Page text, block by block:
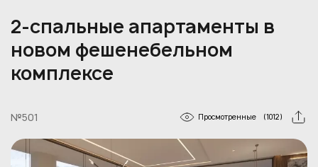
2-спальные апартаменты в
новом фешенебельном
комплексе
№501 Просмотренные (1012)